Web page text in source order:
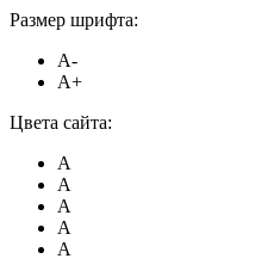
Размер шрифта:
A-
A+
Цвета сайта:
A
A
A
A
A